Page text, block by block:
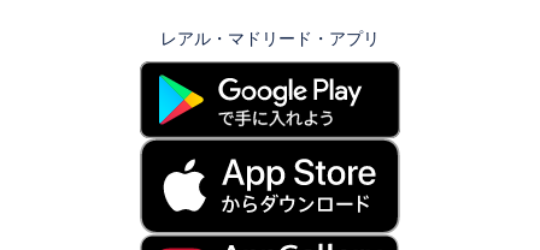
レアル・マドリード・アプリ